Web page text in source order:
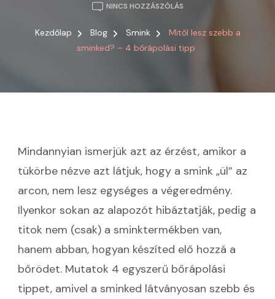
NINCS HOZZÁSZÓLÁSA(Z)
LESZ
SZEBB
4
Kezdőlap Blog Smink
Mitől lesz szebb a
sminked? – 4 bőrápolási tipp
Mindannyian ismerjük azt az érzést, amikor a
tükörbe nézve azt látjuk, hogy a smink „ül” az
arcon, nem lesz egységes a végeredmény.
Ilyenkor sokan az alapozót hibáztatják, pedig a
titok nem (csak) a sminktermékben van,
hanem abban, hogyan készíted elő hozzá a
bőrödet. Mutatok 4 egyszerű bőrápolási
tippet, amivel a sminked látványosan szebb és